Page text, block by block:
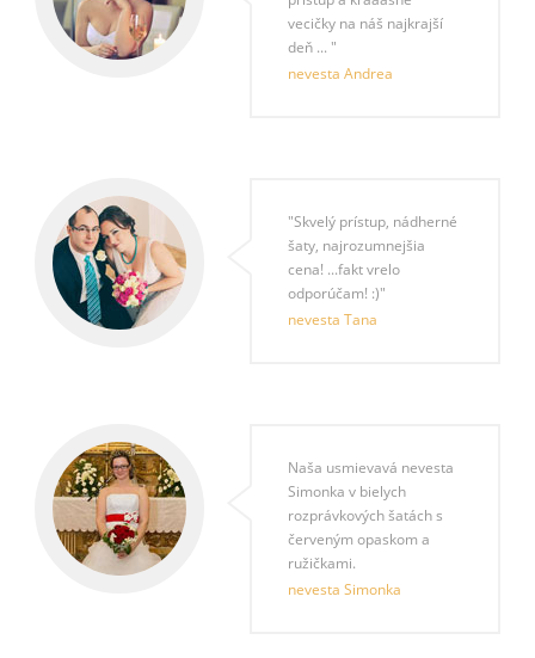
vecičky na náš najkrajší
deň ... "
nevesta Andrea
"Skvelý prístup, nádherné
šaty, najrozumnejšia
cena! ...fakt vrelo
odporúčam! :)"
nevesta Tana
Naša usmievavá nevesta
Simonka v bielych
rozprávkových šatách s
červeným opaskom a
ružičkami.
nevesta Simonka